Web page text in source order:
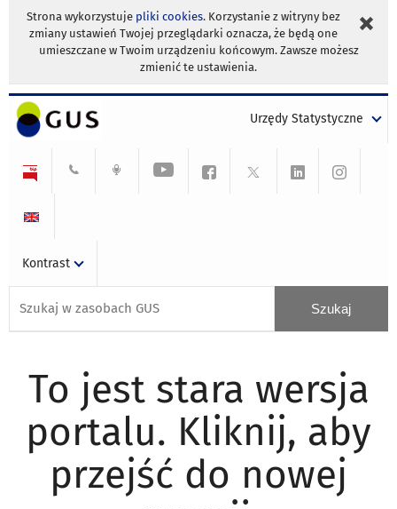
Strona wykorzystuje pliki cookies. Korzystanie z witryny bez
zmiany ustawień Twojej przeglądarki oznacza, że będą one
umieszczane w Twoim urządzeniu końcowym. Zawsze możesz
zmienić te ustawienia.
Urzędy Statystyczne
Kontrast
To jest stara wersja
portalu. Kliknij, aby
przejść do nowej